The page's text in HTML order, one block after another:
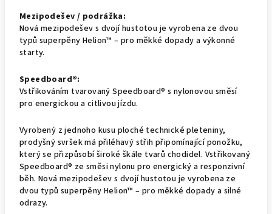
Mezipodešev / podrážka:
Nová mezipodešev s dvojí hustotou je vyrobena ze dvou
typů superpěny Helion™ – pro měkké dopady a výkonné
starty.
Speedboard®:
Vstřikováním tvarovaný Speedboard® s nylonovou směsí
pro energickou a citlivou jízdu.
Vyrobený z jednoho kusu ploché technické pleteniny,
prodyšný svršek má přiléhavý střih připomínající ponožku,
který se přizpůsobí široké škále tvarů chodidel. Vstřikovaný
Speedboard® ze směsi nylonu pro energický a responzivní
běh. Nová mezipodešev s dvojí hustotou je vyrobena ze
dvou typů superpěny Helion™ – pro měkké dopady a silné
odrazy.